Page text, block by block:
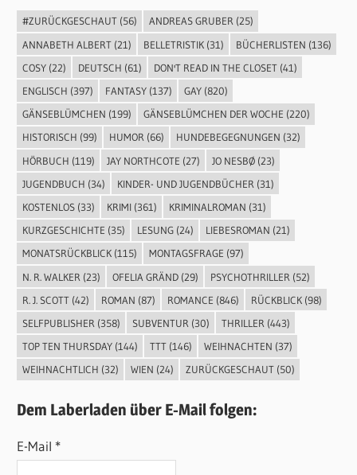
#ZURÜCKGESCHAUT(56) ANDREAS GRUBER(25)
ANNABETH ALBERT(21) BELLETRISTIK(31) BÜCHERLISTEN (136)
COSY(22) DEUTSCH (61) DON'T READ IN THE CLOSET(41)
ENGLISCH (397) FANTASY(137) GAY(820)
GÄNSEBLÜMCHEN (199) GÄNSEBLÜMCHEN DER WOCHE (220)
HISTORISCH (99) HUMOR(66) HUNDEBEGEGNUNGEN (32)
HÖRBUCH (119) JAY NORTHCOTE (27) JO NESBØ(23)
JUGENDBUCH (34) KINDER- UND JUGENDBÜCHER (31)
KOSTENLOS(33) KRIMI(361) KRIMINALROMAN (31)
KURZGESCHICHTE (35) LESUNG(24) LIEBESROMAN (21)
MONATSRÜCKBLICK(115) MONTAGSFRAGE (97)
N. R. WALKER (23) OFELIA GRÄND(29) PSYCHOTHRILLER (52)
R. J. SCOTT(42) ROMAN (87) ROMANCE (846) RÜCKBLICK(98)
SELFPUBLISHER (358) SUBVENTUR (30) THRILLER (443)
TOP TEN THURSDAY(144) TTT(146) WEIHNACHTEN (37)
WEIHNACHTLICH (32) WIEN (24) ZURÜCKGESCHAUT(50)
Dem Laberladen über E-Mail folgen:
E-Mail *